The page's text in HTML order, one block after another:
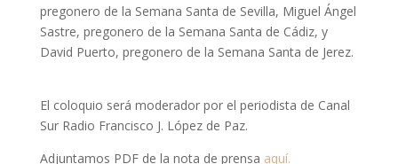
pregonero de la Semana Santa de Sevilla, Miguel Ángel
Sastre, pregonero de la Semana Santa de Cádiz, y
David Puerto, pregonero de la Semana Santa de Jerez.
El coloquio será moderador por el periodista de Canal
Sur Radio Francisco J. López de Paz.
Adjuntamos PDF de la nota de prensa aquí.